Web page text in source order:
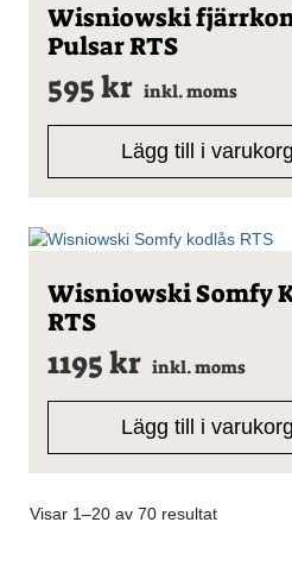
Visar 1–20 av 70 resultat
Wisniowski
Pulsar RTS
595kr inkl. moms
Lägg till i varukorg
Wisniowski Somfy
RTS
1195kr inkl. moms
Lägg till i varukorg